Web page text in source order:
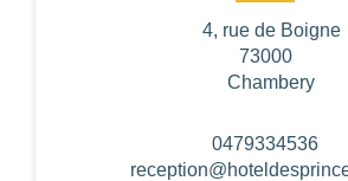
4, rue de Boigne
73000
Chambery
0479334536